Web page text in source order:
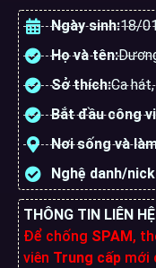
Ngày sinh:18/
Họ và tên:
Sở thích:Ca
Bắt đầu công
Nơi sống và
Nghệ danh/
THÔNG TIN LIÊN HỆ
Để chống SPAM,
viên Trung cấp mới